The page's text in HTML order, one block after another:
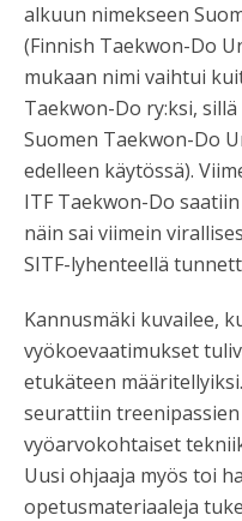
alkuun nimekseen
(Finnish Taekwon-Do
mukaan nimi vaihtui
Taekwon-Do ry:ksi,
Suomen Taekwon-Do
edelleen käytössä).
ITF Taekwon-Do
näin sai viimein
SITF-lyhenteellä
Kannusmäki kuvailee,
vyökoevaatimukset
etukäteen
seurattiin
vyöarvokohtaiset
Uusi ohjaaja myös toi
opetusmateriaaleja